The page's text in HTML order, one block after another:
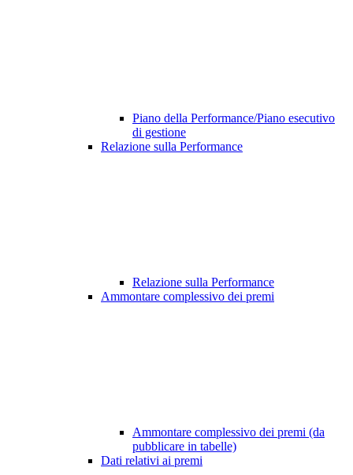
Piano della Performance/Piano esecutivo
di gestione
Relazione sulla Performance
Relazione sulla Performance
Ammontare complessivo dei premi
Ammontare complessivo dei premi (da
pubblicare in tabelle)
Dati relativi ai premi